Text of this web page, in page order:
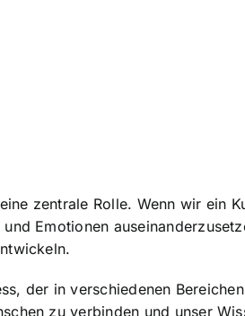
zentrale Rolle. Wenn wir ein
Emotionen
der in verschiedenen
zu verbinden und unser